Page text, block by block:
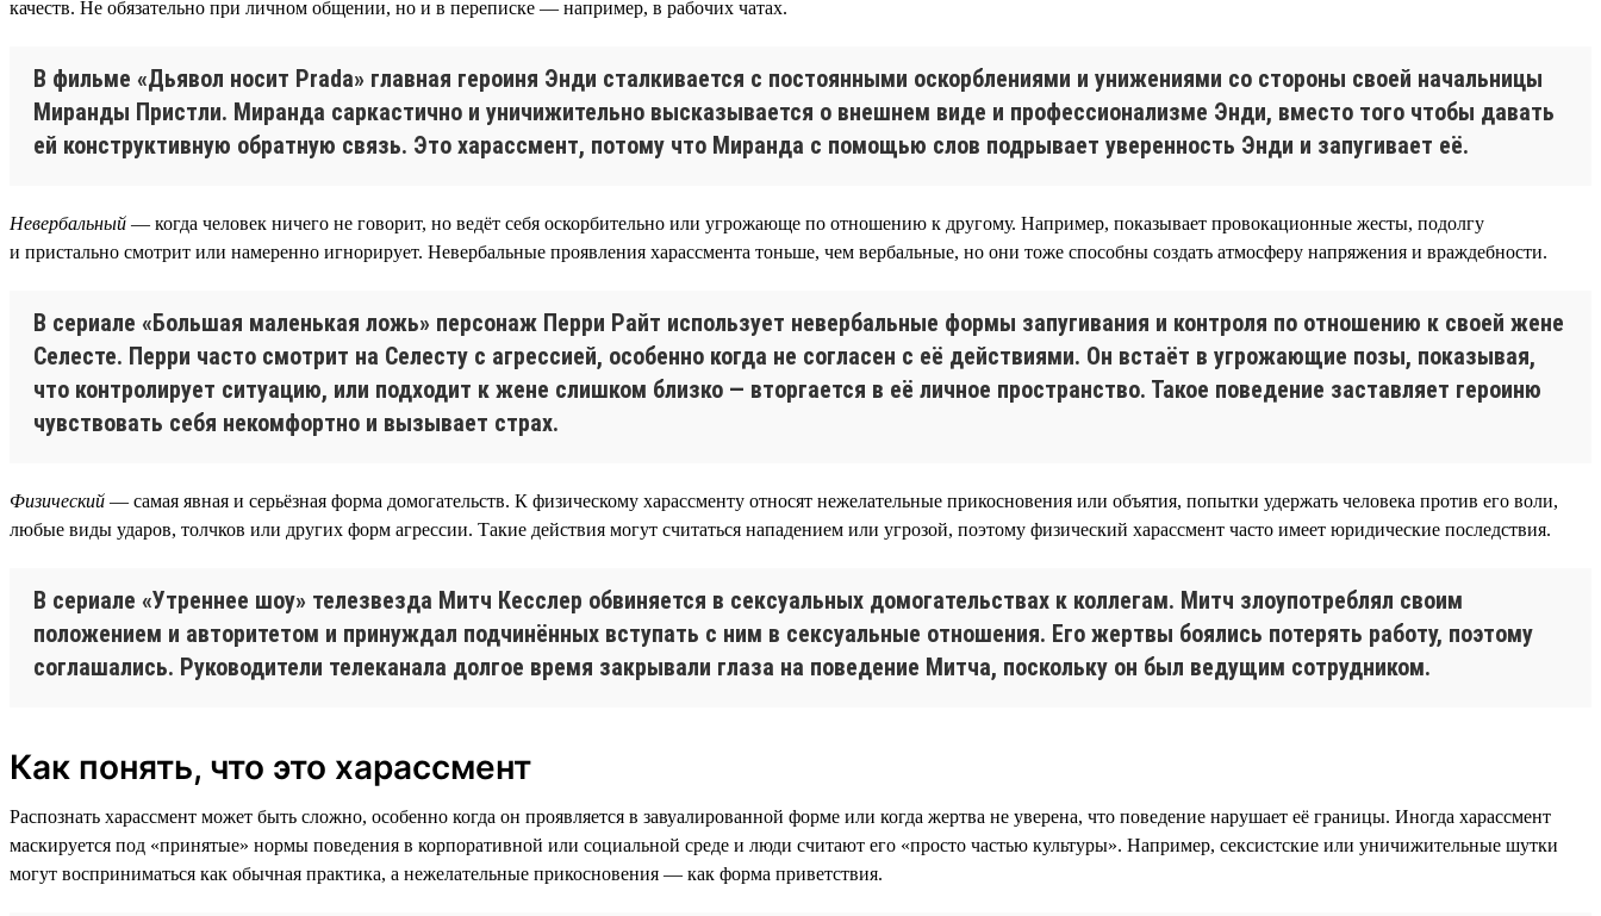
качеств. Не обязательно при личном общении, но и в переписке — например, в рабочих чатах.
В фильме «Дьявол носит Prada» главная героиня Энди сталкивается с постоянными оскорблениями и унижениями со стороны своей начальницы
Миранды Пристли. Миранда саркастично и уничижительно высказывается о внешнем виде и профессионализме Энди, вместо того чтобы давать
ей конструктивную обратную связь. Это харассмент, потому что Миранда с помощью слов подрывает уверенность Энди и запугивает её.
Невербальный — когда человек ничего не говорит, но ведёт себя оскорбительно или угрожающе по отношению к другому. Например, показывает провокационные жесты, подолгу
и пристально смотрит или намеренно игнорирует. Невербальные проявления харассмента тоньше, чем вербальные, но они тоже способны создать атмосферу напряжения и враждебности.
В сериале «Большая маленькая ложь» персонаж Перри Райт использует невербальные формы запугивания и контроля по отношению к своей жене
Селесте. Перри часто смотрит на Селесту с агрессией, особенно когда не согласен с её действиями. Он встаёт в угрожающие позы, показывая,
что контролирует ситуацию, или подходит к жене слишком близко — вторгается в её личное пространство. Такое поведение заставляет героиню
чувствовать себя некомфортно и вызывает страх.
Физический — самая явная и серьёзная форма домогательств. К физическому харассменту относят нежелательные прикосновения или объятия, попытки удержать человека против его воли,
любые виды ударов, толчков или других форм агрессии. Такие действия могут считаться нападением или угрозой, поэтому физический харассмент часто имеет юридические последствия.
В сериале «Утреннее шоу» телезвезда Митч Кесслер обвиняется в сексуальных домогательствах к коллегам. Митч злоупотреблял своим
положением и авторитетом и принуждал подчинённых вступать с ним в сексуальные отношения. Его жертвы боялись потерять работу, поэтому
соглашались. Руководители телеканала долгое время закрывали глаза на поведение Митча, поскольку он был ведущим сотрудником.
Как понять, что это харассмент
Распознать харассмент может быть сложно, особенно когда он проявляется в завуалированной форме или когда жертва не уверена, что поведение нарушает её границы. Иногда харассмент
маскируется под «принятые» нормы поведения в корпоративной или социальной среде и люди считают его «просто частью культуры». Например, сексистские или уничижительные шутки
могут восприниматься как обычная практика, а нежелательные прикосновения — как форма приветствия.